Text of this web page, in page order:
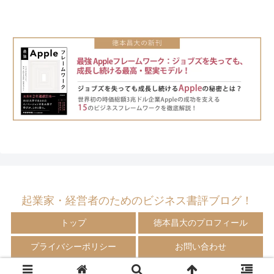
起業家・経営者のためのビジネス書評ブログ！
トップ 徳本昌大のプロフィール
プライバシーポリシー お問い合わせ
© 2009-2024 徳本昌大の書評ブログ！